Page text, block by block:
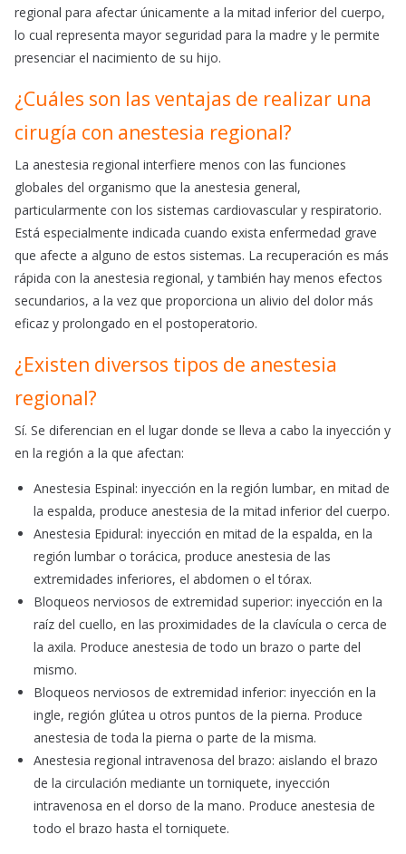
regional para afectar únicamente a la mitad inferior del cuerpo,
lo cual representa mayor seguridad para la madre y le permite
presenciar el nacimiento de su hijo.
¿Cuáles son las ventajas de realizar una
cirugía con anestesia regional?
La anestesia regional interfiere menos con las funciones
globales del organismo que la anestesia general,
particularmente con los sistemas cardiovascular y respiratorio.
Está especialmente indicada cuando exista enfermedad grave
que afecte a alguno de estos sistemas. La recuperación es más
rápida con la anestesia regional, y también hay menos efectos
secundarios, a la vez que proporciona un alivio del dolor más
eficaz y prolongado en el postoperatorio.
¿Existen diversos tipos de anestesia
regional?
Sí. Se diferencian en el lugar donde se lleva a cabo la inyección y
en la región a la que afectan:
Anestesia Espinal: inyección en la región lumbar, en mitad de
la espalda, produce anestesia de la mitad inferior del cuerpo.
Anestesia Epidural: inyección en mitad de la espalda, en la
región lumbar o torácica, produce anestesia de las
extremidades inferiores, el abdomen o el tórax.
Bloqueos nerviosos de extremidad superior: inyección en la
raíz del cuello, en las proximidades de la clavícula o cerca de
la axila. Produce anestesia de todo un brazo o parte del
mismo.
Bloqueos nerviosos de extremidad inferior: inyección en la
ingle, región glútea u otros puntos de la pierna. Produce
anestesia de toda la pierna o parte de la misma.
Anestesia regional intravenosa del brazo: aislando el brazo
de la circulación mediante un torniquete, inyección
intravenosa en el dorso de la mano. Produce anestesia de
todo el brazo hasta el torniquete.